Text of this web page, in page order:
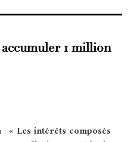
1 million
: « Les intérêts composés